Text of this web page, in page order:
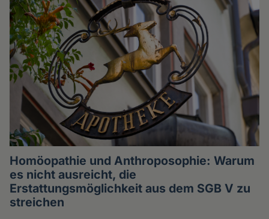
Homöopathie und Anthroposophie: Warum
es nicht ausreicht, die
Erstattungsmöglichkeit aus dem SGB V zu
streichen